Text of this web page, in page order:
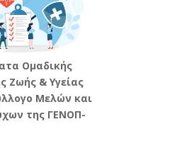
Ομαδικής
Ζωής & Υγείας
Μελών και
της ΓΕΝΟΠ-